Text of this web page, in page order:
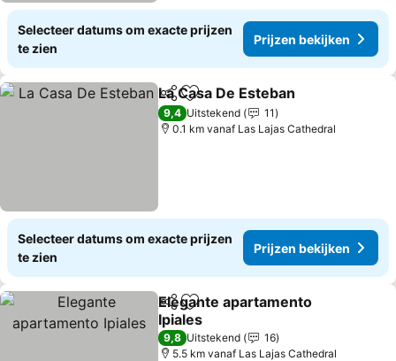
Selecteer datums om exacte prijzen
te zien
Prijzen bekijken
DelenToevoegen aan favorieten
La Casa De Esteban
9,4 Uitstekend
11
0.1 km vanaf Las Lajas Cathedral
Selecteer datums om exacte prijzen
te zien
Prijzen bekijken
DelenToevoegen aan favorieten
Elegante apartamento
Ipiales
9,8 Uitstekend
16
5.5 km vanaf Las Lajas Cathedral